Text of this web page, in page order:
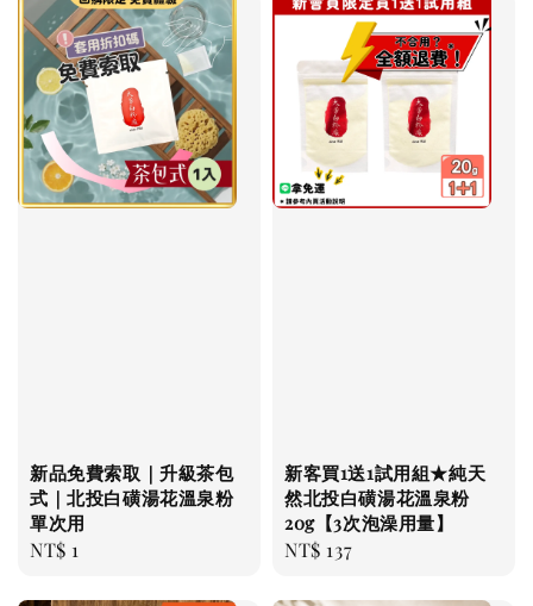
新品免費索取｜升級茶包
式｜北投白磺湯花溫泉粉
單次用
Regular
NT$ 1
新客買1送1試用組★純天
然北投白磺湯花溫泉粉
20g【3次泡澡用量】
Regular
NT$ 137